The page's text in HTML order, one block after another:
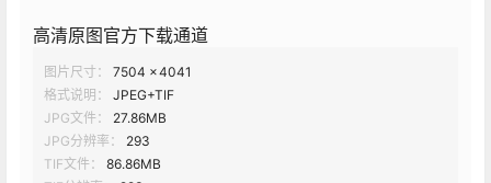
高清原图官方下载通道
图片尺寸：
7504 × 4041
格式说明：
JPEG+TIF
JPG文件：
27.86MB
JPG分辨率：
293
TIF文件：
86.86MB